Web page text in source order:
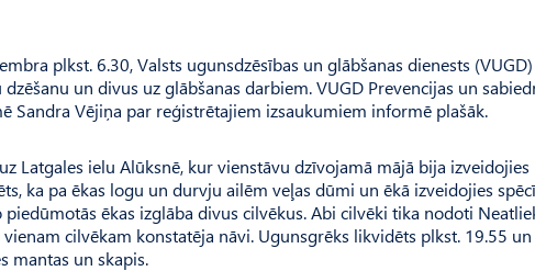
plkst. 6.30, Valsts ugunsdzēsības un glābšanas dienests
un divus uz glābšanas darbiem. VUGD Prevencijas un
Sandra Vējiņa par reģistrētajiem izsaukumiem informē plašāk.
Latgales ielu Alūksnē, kur vienstāvu dzīvojamā mājā bija izveidojies
ka pa ēkas logu un durvju ailēm veļas dūmi un ēkā izveidojies
ēkas izglāba divus cilvēkus. Abi cilvēki tika nodoti
cilvēkam konstatēja nāvi. Ugunsgrēks likvidēts plkst. 19.55
mantas un skapis.